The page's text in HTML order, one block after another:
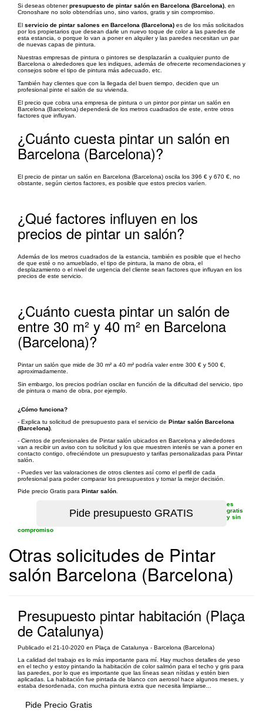
Si deseas obtenerpresupuesto de pintar salón en Barcelona (Barcelona) , en
Cronoshare no solo obtendrías uno, sino varios, gratis y sin compromiso.
El servicio de pintar salones en Barcelona (Barcelona) es de los más solicitados
por los propietarios que desean darle un nuevo toque de color a las paredes de
esta estancia, o porque lo van a poner en alquiler y las paredes necesitan un par
de nuevas capas de pintura.
Nuestras empresas de pintura o pintores se desplazarán a cualquier punto de
Barcelona o alrededores que les indiques, además de ofrecerte recomendaciones y
consejos sobre el tipo de pintura más adecuado, etc.
También hay clientes que con la llegada del buen tiempo, deciden que un
profesional pinte el salón de su vivienda.
El precio que cobra una empresa de pintura o un pintor por pintar un salón en
Barcelona (Barcelona) dependerá de los metros cuadrados de este, entre otros
factores que influyan.
¿Cuánto cuesta pintar un salón en
Barcelona (Barcelona)?
El precio de pintar un salón en Barcelona (Barcelona) oscila los 396 € y 670 €, no
obstante, según ciertos factores, es posible que estos precios varíen.
¿Qué factores influyen en los
precios de pintar un salón?
Además de los metros cuadrados de la estancia, también es posible que el hecho
de que esté o no amueblado, el tipo de pintura, la mano de obra, el
desplazamiento o el nivel de urgencia del cliente sean factores que influyan en los
precios de este servicio.
¿Cuánto cuesta pintar un salón de
entre 30 m² y 40 m² en Barcelona
(Barcelona)?
Pintar un salón que mide de 30 m² a 40 m² podría valer entre 300 € y 500 €,
aproximadamente.
Sin embargo, los precios podrían oscilar en función de la dificultad del servicio, tipo
de pintura o mano de obra, por ejemplo.
¿Cómo funciona?
- Explica tu solicitud de presupuesto para el servicio de Pintar salón Barcelona
(Barcelona)
- Cientos de profesionales de Pintar salón ubicados en Barcelona y alrededores
van a recibir un aviso con tu solicitud y los que muestren interés se van a poner en
contacto contigo, ofreciéndote un presupuesto y tarifas personalizadas para Pintar
salón.
- Puedes ver las valoraciones de otros clientes así como el perfil de cada
profesional para poder comparar los presupuestos y tomar la mejor decisión.
Pide precio Gratis para Pintar salón
es
gratis
y sin
compromiso
Otras solicitudes de Pintar
salón Barcelona (Barcelona)
Presupuesto pintar habitación (Plaça
de Catalunya)
Publicado el 21-10-2020 en Plaça de Catalunya - Barcelona (Barcelona)
La calidad del trabajo es lo más importante para mí. Hay muchos detalles de yeso
en el techo y estoy pintando la habitación de color salmón para el techo y gris para
las paredes, por lo que es importante que las líneas sean nítidas y estén bien
aplicadas. La habitación fue pintada de blanco con aerosol hace algunos meses, y
estaba desordenada, con mucha pintura extra que necesita limpiarse...
Pide Precio Gratis